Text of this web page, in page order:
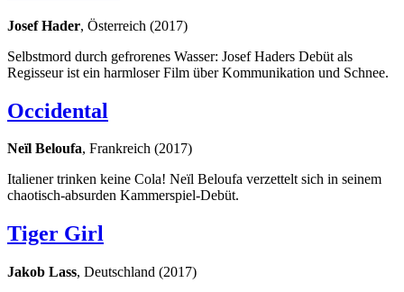
Josef Hader, Österreich (2017)
Selbstmord durch gefrorenes Wasser: Josef Haders Debüt als
Regisseur ist ein harmloser Film über Kommunikation und Schnee.
Occidental
Neïl Beloufa, Frankreich (2017)
Italiener trinken keine Cola! Neïl Beloufa verzettelt sich in seinem
chaotisch-absurden Kammerspiel-Debüt.
Tiger Girl
Jakob Lass, Deutschland (2017)